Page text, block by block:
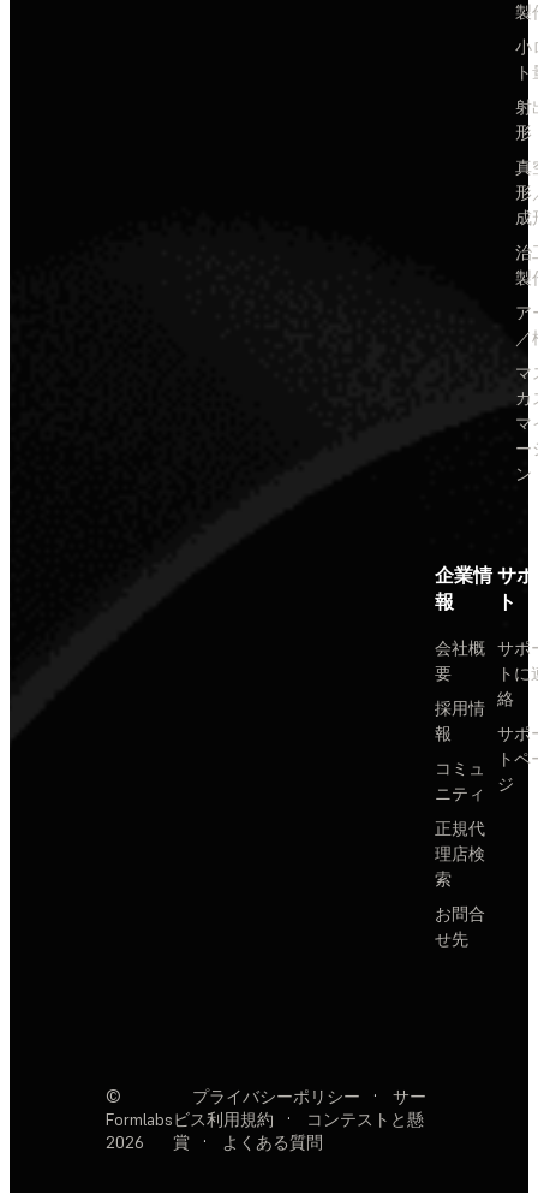
製
小
射
形
真
形
成
治
製
ア
／
マ
カ
マ
ー
ン
企業情
報
会社概
要
採用情
報
コミュ
ニティ
正規代
理店検
索
お問合
せ先
サ
ト
サポ
トに
絡
サポ
トペ
ジ
©
Formlabs
2026
プライバシーポリシー ·
サー
ビス利用規約
·
コンテストと懸
賞
· よくある質問